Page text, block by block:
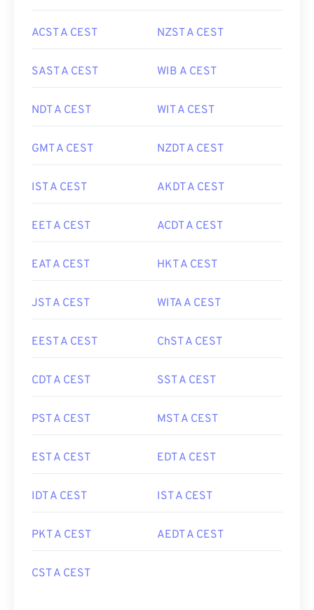
ACST A CEST NZST A CEST
SAST A CEST WIB A CEST
NDT A CEST WIT A CEST
GMT A CEST NZDT A CEST
IST A CEST AKDT A CEST
EET A CEST ACDT A CEST
EAT A CEST HKT A CEST
JST A CEST WITA A CEST
EEST A CEST ChST A CEST
CDT A CEST SST A CEST
PST A CEST MST A CEST
EST A CEST EDT A CEST
IDT A CEST IST A CEST
PKT A CEST AEDT A CEST
CST A CEST